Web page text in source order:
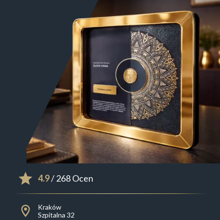
4.9/ 268 Ocen
Kraków
Szpitalna 32